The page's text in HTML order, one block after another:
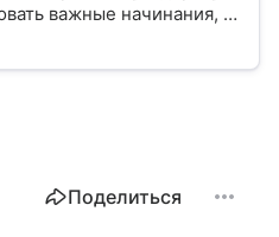
важные начинания, а
внимания
Поделиться